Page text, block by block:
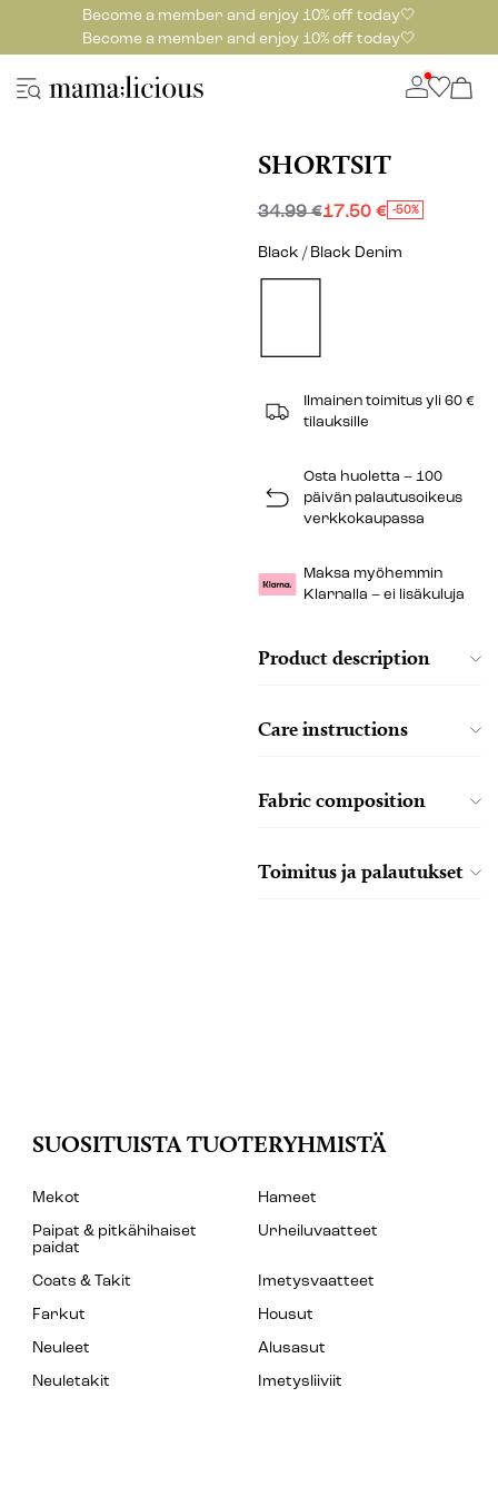
Become a member and enjoy 10% off today🤍
Become a member and enjoy 10% off today🤍
SHORTSIT
34.99 €17.50 € -50%
Black / Black Denim
Ilmainen toimitus yli 60 €
tilauksille
Osta huoletta – 100
päivän palautusoikeus
verkkokaupassa
Maksa myöhemmin
Klarnalla – ei lisäkuluja
Product description
Care instructions
Fabric composition
Toimitus ja palautukset
SUOSITUISTA TUOTERYHMISTÄ
Mekot
Hameet
Paipat & pitkähihaiset
paidat
Urheiluvaatteet
Coats & Takit
Imetysvaatteet
Farkut
Housut
Neuleet
Alusasut
Neuletakit
Imetysliiviit